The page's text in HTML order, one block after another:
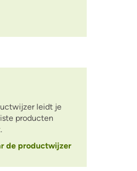
leidt je
producten
de productwijzer